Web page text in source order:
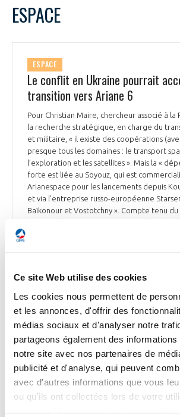
Ce site Web utilise des cookies
Les cookies nous permettent de
et les annonces, d'offrir des
médias sociaux et d'analyser notre
partageons également des
notre site avec nos partenaires de
publicité et d'analyse, qui peuvent
avec d'autres informations que vous
ou qu'ils ont collectées lors de votre
ESPACE
ESPACE
Le conflit en Ukraine pourrait
transition vers Ariane 6
Pour Christian Maire, chercheur associé à
la recherche stratégique, en charge du
et militaire, « il existe des coopérations
presque tous les domaines : le transport
l’exploration et les satellites ». Mais la «
forte est liée au Soyouz, qui est
Arianespace pour les lancements depuis
et via l’entreprise russo-européenne
Baïkonour et Vostotchny ». Compte tenu du
devient plus important que jamais
d’Ariane 6 dès que possible ». En revanche,
léger Vega, la situation est un peu plus
supérieur Avum (qui) est équipé́ d’un
l’entreprise ukrainienne Youjnoye et
supérieur (qui) sont produits par l’entreprise
dans la banlieue de Moscou ». Cependant, «
aurait néanmoins la capacité́ de produire
Pour Exomars, « le directeur de l’Agence
européenne lui-même juge son maintien «
actuel. En cas d’annulation, il faudra
qu’une nouvelle fenêtre de tir s’ouvre ».